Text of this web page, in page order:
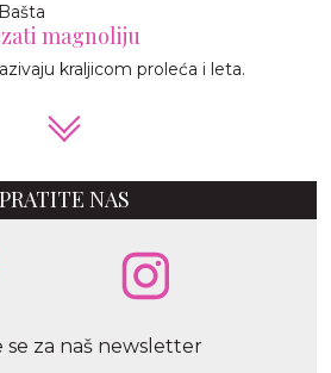
magnoliju
kraljicom proleća i leta.
PRATITE NAS
se za naš newsletter